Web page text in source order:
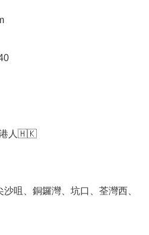
港人🇭🇰
咀、銅鑼灣、坑口、荃灣西、